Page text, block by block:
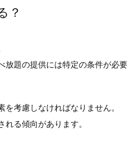
？
放題の提供には特定の条件が必要
考慮しなければなりません。
る傾向があります。